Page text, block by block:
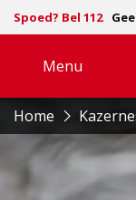
Spoed? Bel 112
Menu
navigatie
Home